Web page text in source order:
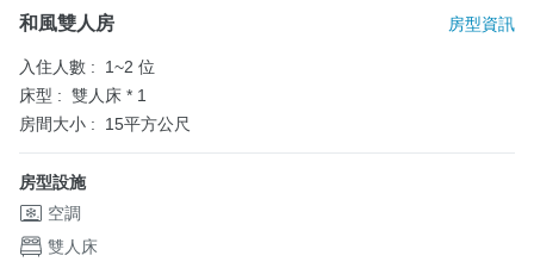
和風雙人房 房型資訊
入住人數 :
1~2 位
床型 : 雙人床 * 1
房間大小 :
15平方公尺
房型設施
空調
雙人床